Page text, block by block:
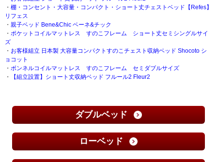
・ 棚・コンセント・大容量・コンパクト・ショート丈チェストベッド【Refes】
リフェス
・ 親子ベッド Bene&Chic ベーネ&チック
・ ポケットコイルマットレス すのこフレーム ショート丈セミシングルサイ
ズ
・ お客様組立 日本製 大容量コンパクトすのこチェスト収納ベッド Shocoto シ
ョコット
・ ボンネルコイルマットレス すのこフレーム セミダブルサイズ
・
【組立設置】ショート丈収納ベッド フルール2 Fleur2
ダブルベッド
ローベッド